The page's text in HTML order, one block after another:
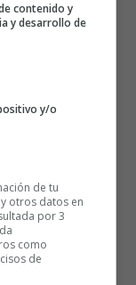
contenido y
y desarrollo de
y/o
de tu
otros datos en
por 3
como
de